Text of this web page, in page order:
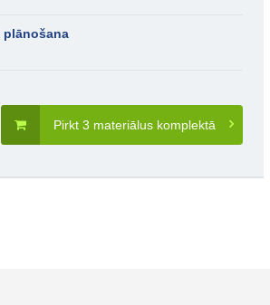
plānošana
Pirkt 3 materiālus komplektā